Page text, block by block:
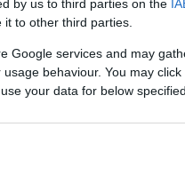
by us to third parties on the
to other third parties.
Google services and may
behaviour. You may
your data for below
το
τους